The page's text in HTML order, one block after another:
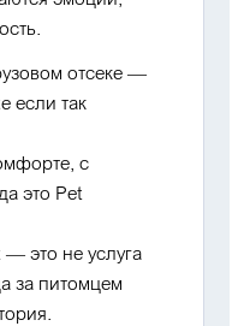
отсеке —
если так
с
это Pet
это не услуга
за питомцем